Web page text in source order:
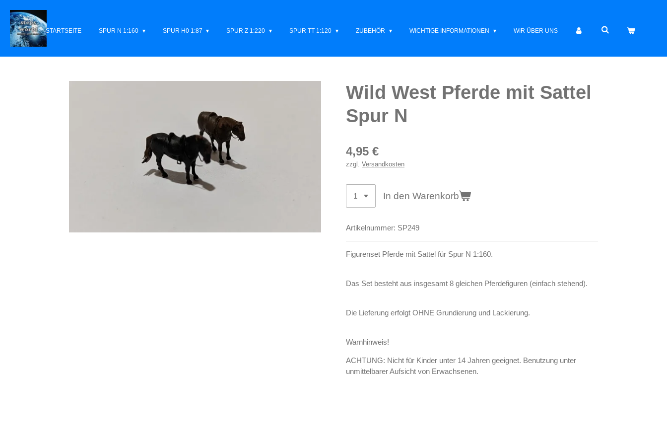
Zum
Hauptinhalt
springen
STARTSEITE SPUR N 1:160 SPUR H0 1:87 SPUR Z 1:220 SPUR TT 1:120 ZUBEHÖR WICHTIGE INFORMATIONEN WIR ÜBER UNS
Wild West Pferde mit Sattel
Spur N
4,95 €
zzgl. Versandkosten
In den Warenkorb
Artikelnummer: SP249
Figurenset Pferde mit Sattel für Spur N 1:160.
Das Set besteht aus insgesamt 8 gleichen Pferdefiguren (einfach stehend).
Die Lieferung erfolgt OHNE Grundierung und Lackierung.
Warnhinweis!
ACHTUNG: Nicht für Kinder unter 14 Jahren geeignet. Benutzung unter
unmittelbarer Aufsicht von Erwachsenen.